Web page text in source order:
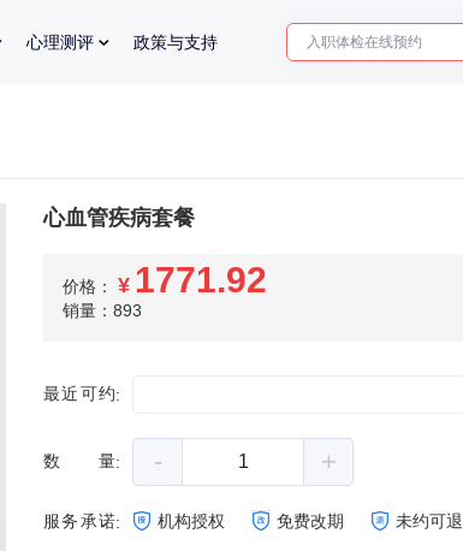
心理测评 政策与支持
入职体检在线预约
心血管疾病套餐
价格： ¥ 1771.92
销量：893
最近可约:
数量: - +
服务承诺: 机构授权 免费改期 未约可退